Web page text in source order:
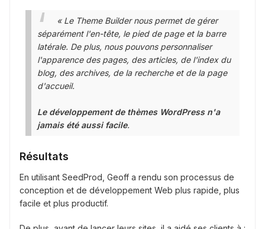
« Le Theme Builder nous permet de gérer
séparément l'en-tête, le pied de page et la barre
latérale. De plus, nous pouvons personnaliser
l'apparence des pages, des articles, de l'index du
blog, des archives, de la recherche et de la page
d'accueil.
Le développement de thèmes WordPress n'a
jamais été aussi facile.
Résultats
En utilisant SeedProd, Geoff a rendu son processus de
conception et de développement Web plus rapide, plus
facile et plus productif.